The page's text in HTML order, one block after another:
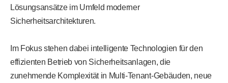
Lösungsansätze im Umfeld moderner
Sicherheitsarchitekturen.
Im Fokus stehen dabei intelligente Technologien für den
effizienten Betrieb von Sicherheitsanlagen, die
zunehmende Komplexität in Multi-Tenant-Gebäuden, neue